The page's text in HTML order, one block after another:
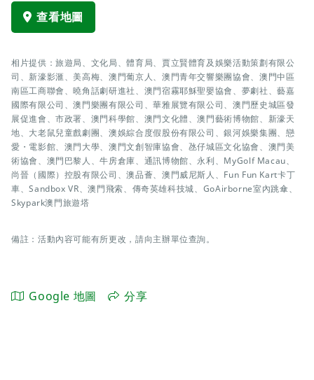
查看地圖
相片提供：旅遊局、文化局、體育局、賈立賢體育及娛樂活動策劃有限公
司、新濠影滙、美高梅、澳門葡京人、澳門青年交響樂團協會、澳門中區
南區工商聯會、曉角話劇研進社、澳門宿霧耶穌聖嬰協會、夢劇社、藝嘉
國際有限公司、澳門樂團有限公司、華雅展覽有限公司、澳門歷史城區發
展促進會、市政署、澳門科學館、澳門文化體、澳門藝術博物館、新濠天
地、大老鼠兒童戲劇團、澳娛綜合度假股份有限公司、銀河娛樂集團、戀
愛・電影館、澳門大學、澳門文創智庫協會、氹仔城區文化協會、澳門美
術協會、澳門巴黎人、牛房倉庫、通訊博物館、永利、MyGolf Macau、
尚晉（國際）控股有限公司、澳品薈、澳門威尼斯人、Fun Fun Kart卡丁
車、Sandbox VR、澳門飛索、傳奇英雄科技城、GoAirborne室內跳傘、
Skypark澳門旅遊塔
備註：活動內容可能有所更改，請向主辦單位查詢。
Google 地圖 分享